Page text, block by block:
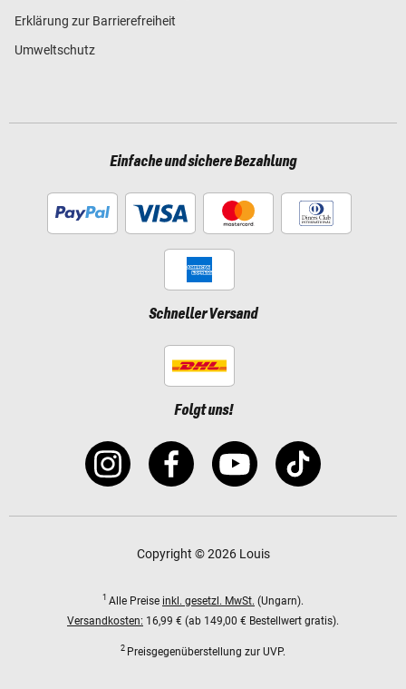
Erklärung zur Barrierefreiheit
Umweltschutz
Einfache und sichere Bezahlung
Schneller Versand
Folgt uns!
Copyright © 2026 Louis
1 Alle Preise inkl. gesetzl. MwSt. (Ungarn).
Versandkosten: 16,99 € (ab 149,00 € Bestellwert gratis).
2 Preisgegenüberstellung zur UVP.